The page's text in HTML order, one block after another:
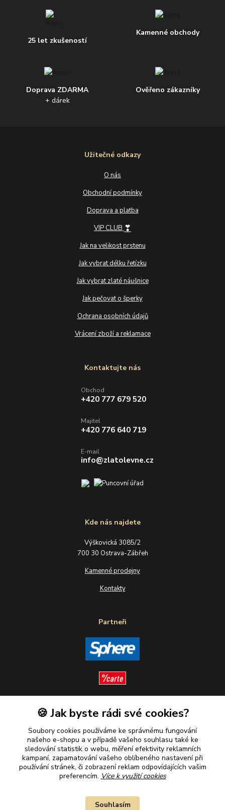
25 let zkušeností
Kamenné obchody
Doprava ZDARMA
+ dárek
Ověřeno zákazníky
Užitečné odkazy
O nás
Obchodní podmínky
Doprava a platba
VIP CLUB ❣
Jak na velikost prstenu
Jak vybrat délku řetízku
Jak vybrat zlaté náušnice
Jak pečovat o šperky
Ochrana osobních údajů
Vrácení zboží a reklamace
Kde nás najdete
Výškovická 3085/2
700 30 Ostrava-Zábřeh
Kamenné prodejny
Kontakty
Partneři
Sledujte nás
Plaťte u nás bezpečně
Kontaktujte nás
Obchod
+420 777 679 520
Majitel
+420 776 640 719
E-mail
info@zlatolevne.cz
🍪 Jak byste rádi své cookies?
Soubory cookies používáme ke správnému fungování
našeho e-shopu a v případě vašeho souhlasu také ke
sledování statistik o webu, měření efektivity reklamních
kampaní, zapamatování vašeho oblíbeného nastavení při
používání stránek, či zobrazení reklam odpovídajících vašim
preferencím. Více k využití cookies
Souhlasím